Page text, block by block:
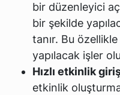
bir düzenleyici
bir şekilde
tanır. Bu
yapılacak işler
Hızlı etkinlik
etkinlik